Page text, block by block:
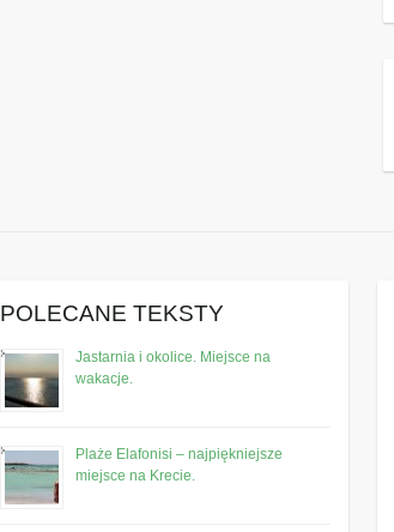
POLECANE TEKSTY
Jastarnia i okolice. Miejsce na
wakacje.
Plaże Elafonisi – najpiękniejsze
miejsce na Krecie.